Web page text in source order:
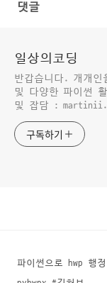
댓글
일상의코딩
반갑습니다. 개개인
및 다양한 파이썬
및 잡담 :
구독하기
파이썬으로 hwp 행